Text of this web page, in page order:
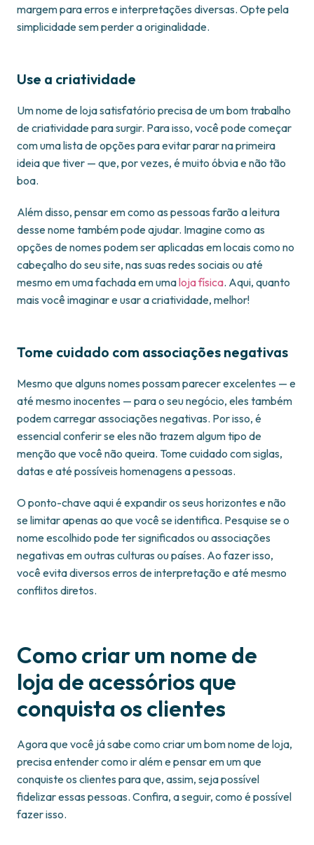
margem para erros e interpretações diversas. Opte pela
simplicidade sem perder a originalidade.
Use a criatividade
Um nome de loja satisfatório precisa de um bom trabalho
de criatividade para surgir. Para isso, você pode começar
com uma lista de opções para evitar parar na primeira
ideia que tiver — que, por vezes, é muito óbvia e não tão
boa.
Além disso, pensar em como as pessoas farão a leitura
desse nome também pode ajudar. Imagine como as
opções de nomes podem ser aplicadas em locais como no
cabeçalho do seu site, nas suas redes sociais ou até
mesmo em uma fachada em umaloja física. Aqui, quanto
mais você imaginar e usar a criatividade, melhor!
Tome cuidado com associações negativas
Mesmo que alguns nomes possam parecer excelentes — e
até mesmo inocentes — para o seu negócio, eles também
podem carregar associações negativas. Por isso, é
essencial conferir se eles não trazem algum tipo de
menção que você não queira. Tome cuidado com siglas,
datas e até possíveis homenagens a pessoas.
O ponto-chave aqui é expandir os seus horizontes e não
se limitar apenas ao que você se identifica. Pesquise se o
nome escolhido pode ter significados ou associações
negativas em outras culturas ou países. Ao fazer isso,
você evita diversos erros de interpretação e até mesmo
conflitos diretos.
Como criar um nome de
loja de acessórios que
conquista os clientes
Agora que você já sabe como criar um bom nome de loja,
precisa entender como ir além e pensar em um que
conquiste os clientes para que, assim, seja possível
fidelizar essas pessoas. Confira, a seguir, como é possível
fazer isso.